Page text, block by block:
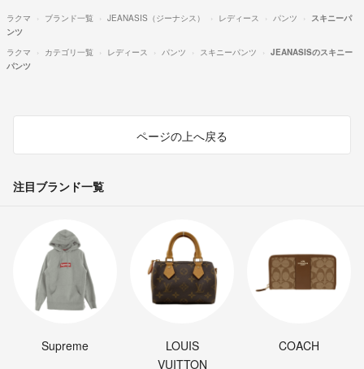
ラクマ ブランド一覧 JEANASIS（ジーナシス） レディース パンツ
スキニーパ
ンツ
ラクマ
カテゴリ一覧 レディース パンツ スキニーパンツ
JEANASISのスキニー
パンツ
ページの上へ戻る
注目ブランド一覧
Supreme
LOUIS
VUITTON
COACH